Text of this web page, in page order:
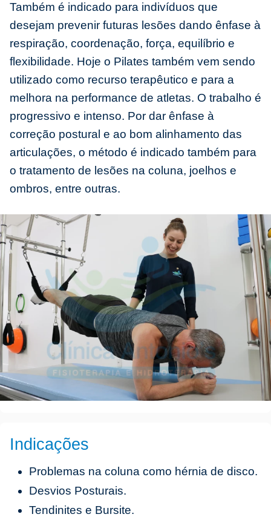
Também é indicado para indivíduos que
desejam prevenir futuras lesões dando ênfase à
respiração, coordenação, força, equilíbrio e
flexibilidade. Hoje o Pilates também vem sendo
utilizado como recurso terapêutico e para a
melhora na performance de atletas. O trabalho é
progressivo e intenso. Por dar ênfase à
correção postural e ao bom alinhamento das
articulações, o método é indicado também para
o tratamento de lesões na coluna, joelhos e
ombros, entre outras.
Indicações
Problemas na coluna como hérnia de disco.
Desvios Posturais.
Tendinites e Bursite.